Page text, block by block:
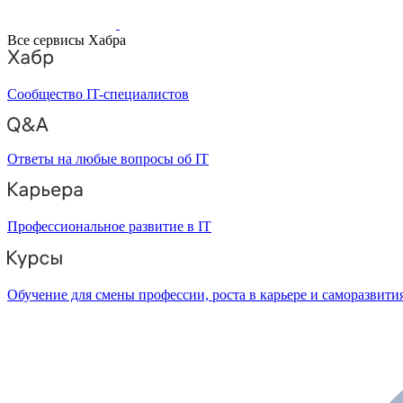
Все сервисы Хабра
Сообщество IT-специалистов
Ответы на любые вопросы об IT
Профессиональное развитие в IT
Обучение для смены профессии, роста в карьере и